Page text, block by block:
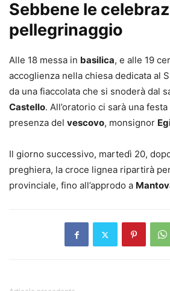
Sebbene le
pellegrinaggio
Alle 18 messa in basilica, e alle 19
accoglienza nella chiesa dedicata al
da una fiaccolata che si snoderà dal
Castello. All’oratorio ci sarà una
presenza del vescovo, monsignor
Il giorno successivo, martedì 20,
preghiera, la croce lignea ripartirà
provinciale, fino all’approdo a